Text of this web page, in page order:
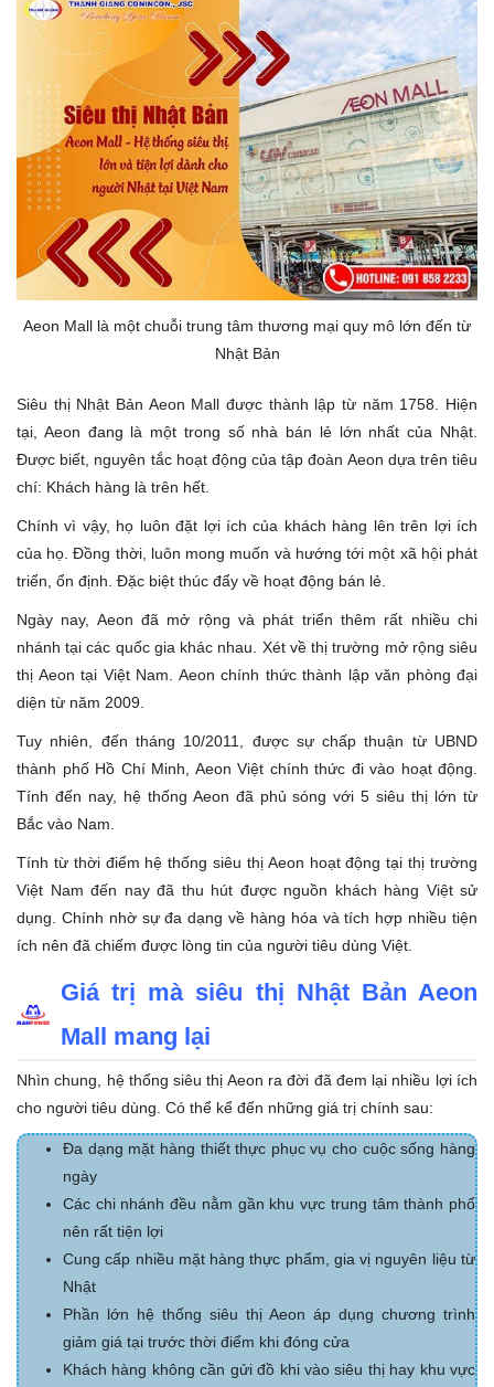
Aeon Mall là một chuỗi trung tâm thương mại quy mô lớn đến từ
Nhật Bản
Siêu thị Nhật Bản Aeon Mall được thành lập từ năm 1758. Hiện
tại, Aeon đang là một trong số nhà bán lẻ lớn nhất của Nhật.
Được biết, nguyên tắc hoạt động của tập đoàn Aeon dựa trên tiêu
chí: Khách hàng là trên hết.
Chính vì vậy, họ luôn đặt lợi ích của khách hàng lên trên lợi ích
của họ. Đồng thời, luôn mong muốn và hướng tới một xã hội phát
triển, ổn định. Đặc biệt thúc đẩy về hoạt động bán lẻ.
Ngày nay, Aeon đã mở rộng và phát triển thêm rất nhiều chi
nhánh tại các quốc gia khác nhau. Xét về thị trường mở rộng siêu
thị Aeon tại Việt Nam. Aeon chính thức thành lập văn phòng đại
diện từ năm 2009.
Tuy nhiên, đến tháng 10/2011, được sự chấp thuận từ UBND
thành phố Hồ Chí Minh, Aeon Việt chính thức đi vào hoạt động.
Tính đến nay, hệ thống Aeon đã phủ sóng với 5 siêu thị lớn từ
Bắc vào Nam.
Tính từ thời điểm hệ thống siêu thị Aeon hoạt động tại thị trường
Việt Nam đến nay đã thu hút được nguồn khách hàng Việt sử
dụng. Chính nhờ sự đa dạng về hàng hóa và tích hợp nhiều tiện
ích nên đã chiếm được lòng tin của người tiêu dùng Việt.
Giá trị mà siêu thị Nhật Bản Aeon
Mall mang lại
Nhìn chung, hệ thống siêu thị Aeon ra đời đã đem lại nhiều lợi ích
cho người tiêu dùng. Có thể kể đến những giá trị chính sau:
Đa dạng mặt hàng thiết thực phục vụ cho cuộc sống hàng
ngày
Các chi nhánh đều nằm gần khu vực trung tâm thành phố
nên rất tiện lợi
Cung cấp nhiều mặt hàng thực phẩm, gia vị nguyên liệu từ
Nhật
Phần lớn hệ thống siêu thị Aeon áp dụng chương trình
giảm giá tại trước thời điểm khi đóng cửa
Khách hàng không cần gửi đồ khi vào siêu thị hay khu vực